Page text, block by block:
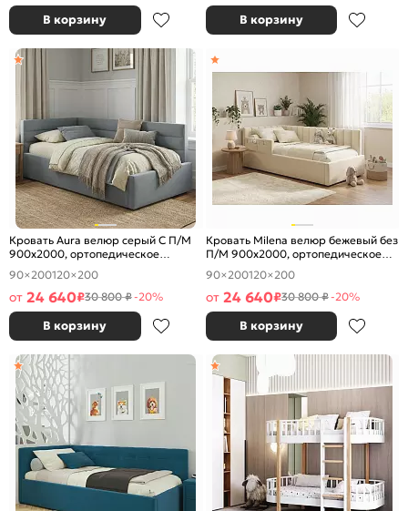
В корзину В корзину
Кровать Aura велюр серый С П/М
900x2000, ортопедическое
основание, изголовье мягкое
90×200120×200
от 24 640₽30 800 ₽-20%
В корзину
Кровать Milena велюр бежевый без
П/М 900x2000, ортопедическое
основание, изголовье мягкое
90×200120×200
от 24 640₽30 800 ₽-20%
В корзину